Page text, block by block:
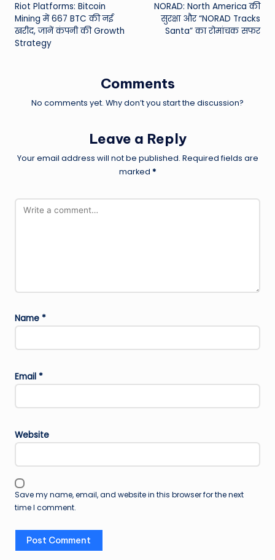
navigation
Riot Platforms: Bitcoin
Mining में 667 BTC की नई
खरीद, जानें कंपनी की Growth
Strategy
NORAD: North America की
सुरक्षा और “NORAD Tracks
Santa” का रोमांचक सफर
Comments
No comments yet. Why don’t you start the discussion?
Leave a Reply
Your email address will not be published. Required fields are
marked *
Name *
Email *
Website
Save my name, email, and website in this browser for the next
time I comment.